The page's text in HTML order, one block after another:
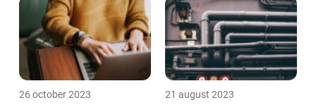
26 october 2023 21 august 2023